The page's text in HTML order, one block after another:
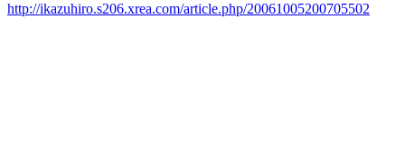
http://ikazuhiro.s206.xrea.com/article.php/20061005200705502